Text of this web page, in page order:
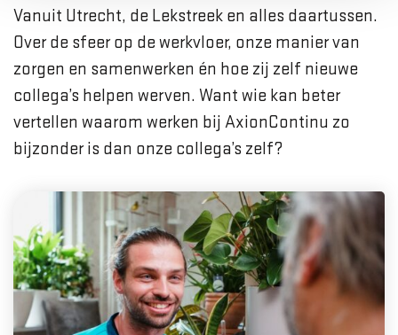
Vanuit Utrecht, de Lekstreek en alles daartussen.
Over de sfeer op de werkvloer, onze manier van
zorgen en samenwerken én hoe zij zelf nieuwe
collega’s helpen werven. Want wie kan beter
vertellen waarom werken bij AxionContinu zo
bijzonder is dan onze collega’s zelf?